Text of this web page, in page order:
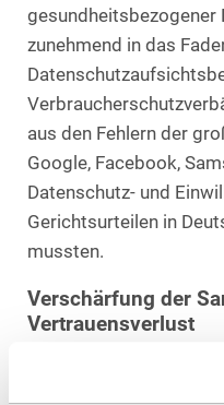
gesundheitsbezogener
zunehmend in das
aus den Fehlern der
Google, Facebook,
Datenschutz- und
Gerichtsurteilen in
mussten.
Verschärfung der
Vertrauensverlust